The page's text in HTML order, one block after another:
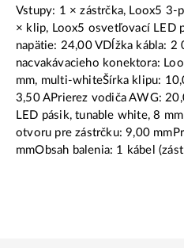
Vstupy: 1 × zástrčka, Loox5
× klip, Loox5 osvetľovací LED
napätie: 24,00 VDĺžka kábla: 2
nacvakávacieho konektora:
mm, multi-whiteŠírka klipu:
3,50 APrierez vodiča AWG:
LED pásik, tunable white, 8
otvoru pre zástrčku: 9,00
mmObsah balenia: 1 kábel